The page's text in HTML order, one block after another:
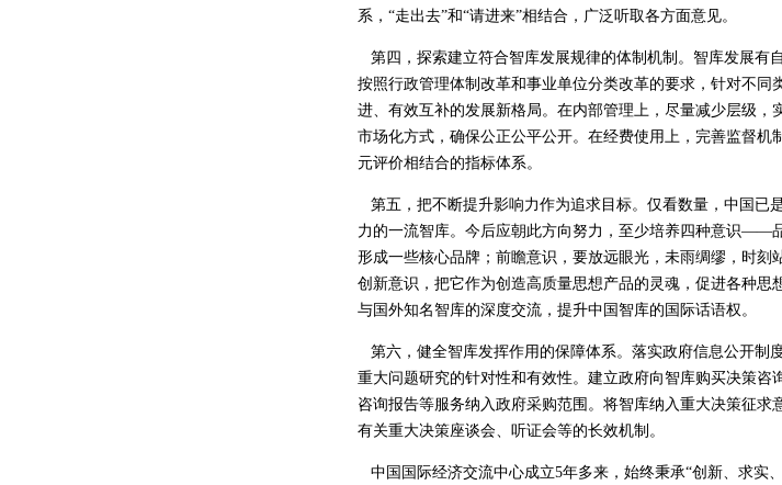
系，“走出去”和“请进来”相结合，广泛听取各方面意见。
第四，探索建立符合智库发展规律的体制机制。智库发展有
按照行政管理体制改革和事业单位分类改革的要求，针对不
进、有效互补的发展新格局。在内部管理上，尽量减少层级，
市场化方式，确保公正公平公开。在经费使用上，完善监督
元评价相结合的指标体系。
第五，把不断提升影响力作为追求目标。仅看数量，中国已
力的一流智库。今后应朝此方向努力，至少培养四种意识——
形成一些核心品牌；前瞻意识，要放远眼光，未雨绸缪，时刻
创新意识，把它作为创造高质量思想产品的灵魂，促进各种
与国外知名智库的深度交流，提升中国智库的国际话语权。
第六，健全智库发挥作用的保障体系。落实政府信息公开制
重大问题研究的针对性和有效性。建立政府向智库购买决策咨
咨询报告等服务纳入政府采购范围。将智库纳入重大决策征
有关重大决策座谈会、听证会等的长效机制。
中国国际经济交流中心成立5年多来，始终秉承“创新、求实